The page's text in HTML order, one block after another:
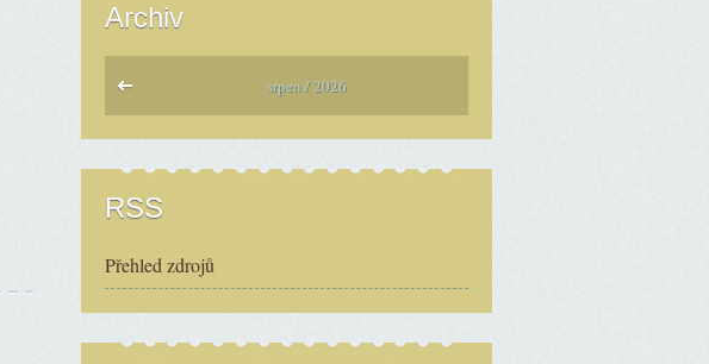
Archiv
srpen / 2026
RSS
Přehled zdrojů